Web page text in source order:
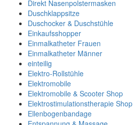
Direkt Nasenpolstermasken
Duschklappsitze
Duschocker & Duschstühle
Einkaufsshopper
Einmalkatheter Frauen
Einmalkatheter Männer
einteilig
Elektro-Rollstühle
Elektromobile
Elektromobile & Scooter Shop
Elektrostimulationstherapie Shop
Ellenbogenbandage